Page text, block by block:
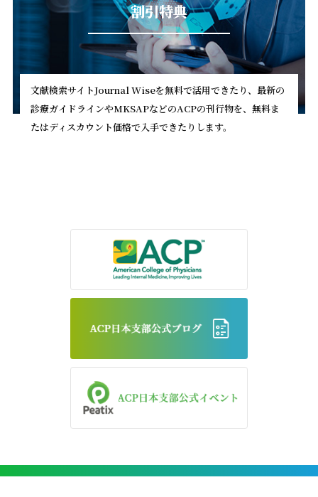
割引特典
文献検索サイトJournal Wiseを無料で活用できたり、最新の
診療ガイドラインやMKSAPなどのACPの刊行物を、無料ま
たはディスカウント価格で入手できたりします。